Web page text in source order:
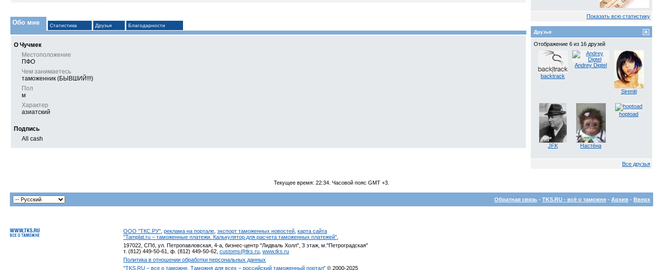
Обо мне Статистика Друзья Благодарности
О Чучмек
Местоположение
ПФО
Чем занимаетесь
таможенник (БЫВШИЙ!!!)
Пол
м
Характер
азиатский
Подпись
All cash
Показать всю статистику
Друзья
Отображение 6 из 16 друзей
backtrack
Andrey Digtel
Sireniti
JFK Настёна
hoptoad
Все друзья
Текущее время: 22:34 . Часовой пояс GMT +3.
Обратная связь - TKS.RU - всё о таможне - Архив - Вверх
ООО "ТКС.РУ" реклама на портале экспорт таможенных новостей карта сайта
"Tamplat.ru – таможенные платежи. Калькулятор для расчета таможенных платежей"
197022, СПб, ул. Петропавловская, 4-а, бизнес-центр "Лидваль Холл", 3 этаж, м."Петроградская"
т. (812) 449-50-61, ф. (812) 449-50-62, customs@tks.ru www.tks.ru
Политика в отношении обработки персональных данных
"TKS.RU – все о таможне. Таможня для всех – российский таможенный портал" © 2000-2025